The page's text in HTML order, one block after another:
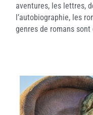
aventures, les lettres,
l’autobiographie, les
genres de romans